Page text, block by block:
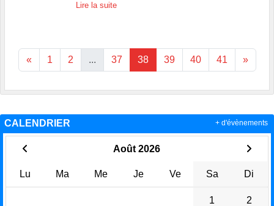
Lire la suite
« 1 2 ... 37 38 39 40 41 »
CALENDRIER
Août 2026
Lu Ma Me Je Ve Sa Di
1 2
+ d'évènements